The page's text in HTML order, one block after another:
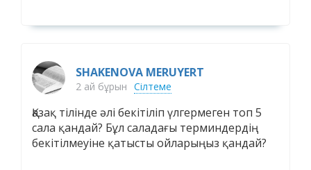
SHAKENOVA MERUYERT
2 ай бұрын Сілтеме
Қазақ тілінде әлі бекітіліп үлгермеген топ 5
сала қандай? Бұл саладағы терминдердің
бекітілмеуіне қатысты ойларыңыз қандай?